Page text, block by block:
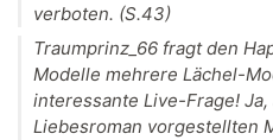
verboten. (S.43)
Traumprinz_66 fragt den
Modelle mehrere Lächel-
interessante Live-Frage!
Liebesroman vorgestellten